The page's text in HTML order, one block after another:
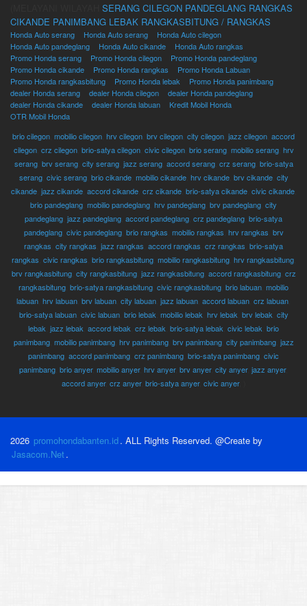
SERANG CILEGON PANDEGLANG RANGKAS
CIKANDE PANIMBANG LEBAK RANGKASBITUNG / RANGKAS
Honda Auto serang Honda Auto serang
Honda Auto cilegon
Honda Auto pandeglang
Honda Auto cikande
Honda Auto rangkas
Promo Honda serang
Promo Honda cilegon
Promo Honda pandeglang
Promo Honda cikande
Promo Honda rangkas
Promo Honda Labuan
Promo Honda rangkasbitung
Promo Honda lebak
Promo Honda panimbang
dealer Honda serang
dealer Honda cilegon
dealer Honda pandeglang
dealer Honda cikande
dealer Honda labuan
Kredit Mobil Honda
OTR Mobil Honda
brio cilegon mobilio cilegon hrv cilegon brv cilegon city cilegon jazz cilegon accord
cilegon, crz cilegon, brio-satya cilegon, civic cilegon, brio serang, mobilio serang, hrv
serang, brv serang, city serang, jazz serang, accord serang, crz serang, brio-satya
serang, civic serang, brio cikande, mobilio cikande, hrv cikande, brv cikande, city
cikande, jazz cikande, accord cikande, crz cikande, brio-satya cikande, civic cikande,
brio pandeglang mobilio pandeglang hrv pandeglang brv pandeglang city
pandeglang jazz pandeglang accord pandeglang crz pandeglang brio-satya
pandeglang, civic pandeglang, brio rangkas mobilio rangkas hrv rangkas brv
rangkas city rangkas jazz rangkas accord rangkas crz rangkas brio-satya
rangkas civic rangkas brio rangkasbitung, mobilio rangkasbitung, hrv rangkasbitung,
brv rangkasbitung, city rangkasbitung, jazz rangkasbitung, accord rangkasbitung, crz
rangkasbitung brio-satya rangkasbitung civic rangkasbitung brio labuan mobilio
labuan hrv labuan brv labuan city labuan jazz labuan accord labuan crz labuan
brio-satya labuan, civic labuan, brio lebak mobilio lebak hrv lebak brv lebak city
lebak jazz lebak accord lebak crz lebak brio-satya lebak civic lebak brio
panimbang, mobilio panimbang, hrv panimbang, brv panimbang, city panimbang, jazz
panimbang accord panimbang crz panimbang brio-satya panimbang civic
panimbang brio anyer, mobilio anyer, hrv anyer, brv anyer, city anyer, jazz anyer,
accord anyer, crz anyer, brio-satya anyer, civic anyer, )
2026 promohondabanten.id. ALL Rights Reserved. @Create by
Jasacom.Net .